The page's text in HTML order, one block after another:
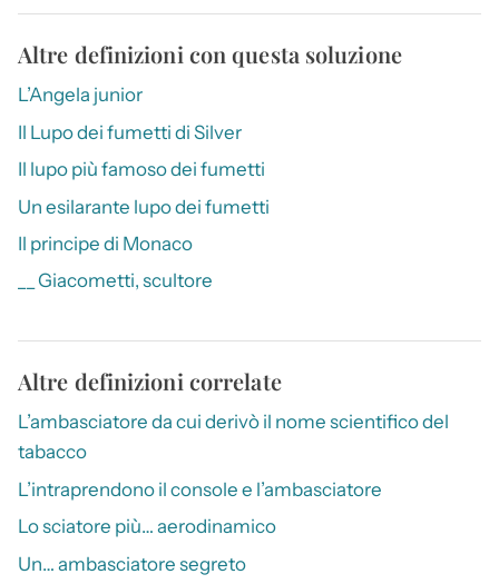
Altre definizioni con questa soluzione
L’Angela junior
Il Lupo dei fumetti di Silver
Il lupo più famoso dei fumetti
Un esilarante lupo dei fumetti
Il principe di Monaco
__ Giacometti, scultore
Altre definizioni correlate
L’ambasciatore da cui derivò il nome scientifico del
tabacco
L’intraprendono il console e l’ambasciatore
Lo sciatore più… aerodinamico
Un… ambasciatore segreto